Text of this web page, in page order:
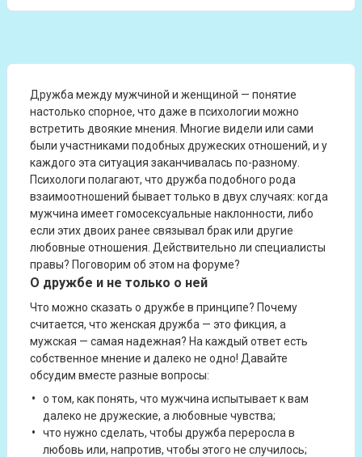
Дружба между мужчиной и женщиной — понятие
настолько спорное, что даже в психологии можно
встретить двоякие мнения. Многие видели или сами
были участниками подобных дружеских отношений, и у
каждого эта ситуация заканчивалась по-разному.
Психологи полагают, что дружба подобного рода
взаимоотношений бывает только в двух случаях: когда
мужчина имеет гомосексуальные наклонности, либо
если этих двоих ранее связывал брак или другие
любовные отношения. Действительно ли специалисты
правы? Поговорим об этом на форуме?
О дружбе и не только о ней
Что можно сказать о дружбе в принципе? Почему
считается, что женская дружба — это фикция, а
мужская — самая надежная? На каждый ответ есть
собственное мнение и далеко не одно! Давайте
обсудим вместе разные вопросы:
о том, как понять, что мужчина испытывает к вам
далеко не дружеские, а любовные чувства;
что нужно сделать, чтобы дружба переросла в
любовь или, напротив, чтобы этого не случилось;